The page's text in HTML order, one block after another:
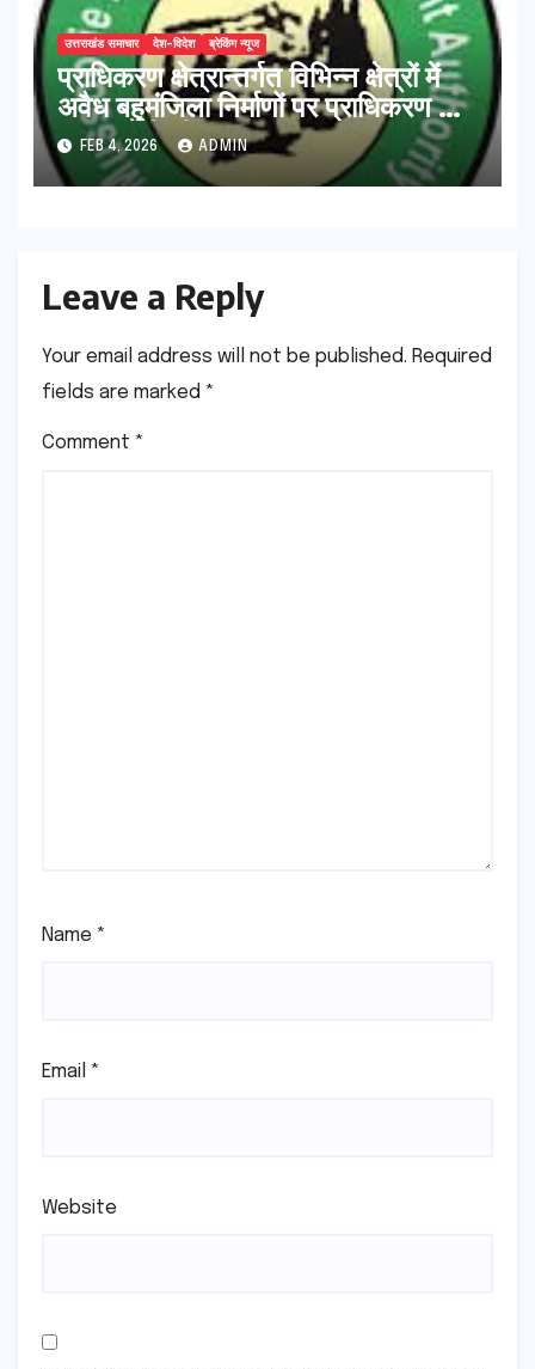
उत्तराखंड समाचार देश-विदेश ब्रेकिंग न्यूज
प्राधिकरण क्षेत्रान्तर्गत विभिन्न क्षेत्रों में
अवैध बहुमंजिला निर्माणों पर प्राधिकरण की
सख़्त कार्रवाई
FEB 4, 2026 ADMIN
Leave a Reply
Your email address will not be published. Required
fields are marked *
Comment *
Name *
Email *
Website